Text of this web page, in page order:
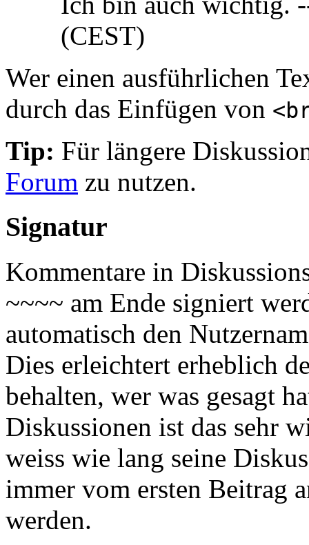
(CEST)
Wer einen ausführlichen
durch das Einfügen von
Tip: Für längere
Forum zu nutzen.
Signatur
Kommentare in
~~~~ am Ende signiert
automatisch den
Dies erleichtert erheblich
behalten, wer was gesagt
Diskussionen ist das sehr
weiss wie lang seine
immer vom ersten Beitrag
werden.